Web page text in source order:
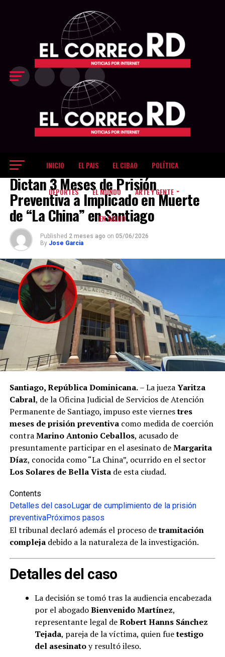
INICIO EL PAIS EL CIBAO POLÍTICA
DEPORTES EL MUNDO ARTE Y GENTE
EN SALUD
EL CIBAO
Dictan 3 Meses de Prisión
Preventiva a Implicado en Muerte
de “La China” en Santiago
Published 2 meses ago on 05/06/2026
By Jose Garcia
Santiago, República Dominicana.– La juezaYaritza
Cabral, de la Oficina Judicial de Servicios de Atención
Permanente de Santiago, impuso este viernestres
meses de prisión preventivacomo medida de coerción
contraMarino Antonio Ceballos, acusado de
presuntamente participar en el asesinato deMargarita
Díaz, conocida como “La China”, ocurrido en el sector
Los Solares de Bella Vistade esta ciudad.
Contents
Detalles del casoLugar de cumplimiento de la prisión
preventivaPróximos pasos
El tribunal declaró además el proceso detramitación
complejadebido a la naturaleza de la investigación.
Detalles del caso
La decisión se tomó tras la audiencia encabezada
por el abogadoBienvenido Martínez,
representante legal deRobert Hanns Sánchez
Tejada, pareja de la víctima, quien fuetestigo
del asesinatoy resultó ileso.
Exit mobile version